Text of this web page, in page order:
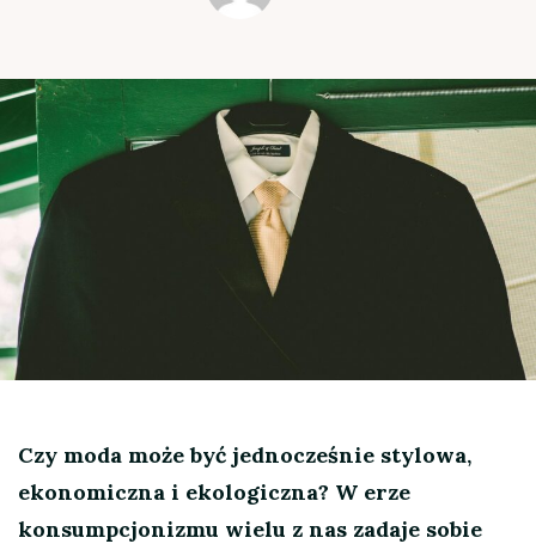
Czy moda może być jednocześnie stylowa,
ekonomiczna i ekologiczna? W erze
konsumpcjonizmu wielu z nas zadaje sobie